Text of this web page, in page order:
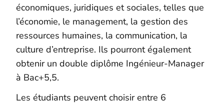
économiques, juridiques et sociales, telles que
l’économie, le management, la gestion des
ressources humaines, la communication, la
culture d’entreprise. Ils pourront également
obtenir un double diplôme Ingénieur-Manager
à Bac+5,5.
Les étudiants peuvent choisir entre 6